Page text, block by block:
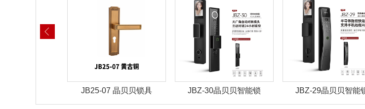
JB25-07 晶贝贝锁具 JBZ-30晶贝贝智能锁 JBZ-29晶贝贝智能